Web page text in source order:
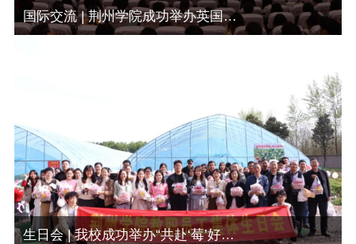
国际交流 | 荆州学院成功举办英国&香港三所高校留学宣讲会
生日会 | 我校成功举办“共赴‘莓’好之约”教职工集体生日会